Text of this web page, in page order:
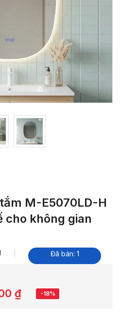
M-E5070LD-H
cho không gian
Đã bán: 1
₫ -18%